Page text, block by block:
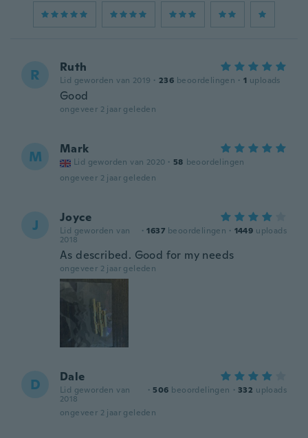
R Ruth
Lid geworden van 2019 · 236 beoordelingen · 1 uploads
Good
ongeveer 2 jaar geleden
M Mark
Lid geworden van 2020 · 58 beoordelingen
ongeveer 2 jaar geleden
J Joyce
Lid geworden van
2018
· 1637 beoordelingen · 1449 uploads
As described. Good for my needs
ongeveer 2 jaar geleden
D Dale
Lid geworden van
2018
· 506 beoordelingen · 332 uploads
ongeveer 2 jaar geleden